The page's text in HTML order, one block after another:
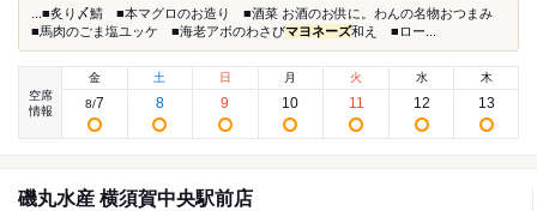
...■炙り〆鯖 ■本マグロのお造り ■酒菜 お酒のお供に。わんの名物おつまみ
■馬肉のごま塩ユッケ ■海老アボのわさびマヨネーズ和え ■ロー...
空席
情報
金
8/7
土
8
日
9
月
10
火
11
水
12
木
13
磯丸水産 横須賀中央駅前店